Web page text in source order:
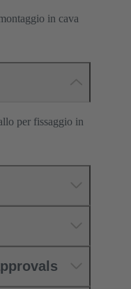
in cava
per fissaggio in